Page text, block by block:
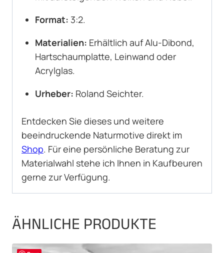
Format: 3:2.
Materialien: Erhältlich auf Alu-Dibond,
Hartschaumplatte, Leinwand oder
Acrylglas.
Urheber: Roland Seichter.
Entdecken Sie dieses und weitere
beeindruckende Naturmotive direkt im
Shop. Für eine persönliche Beratung zur
Materialwahl stehe ich Ihnen in Kaufbeuren
gerne zur Verfügung.
ÄHNLICHE PRODUKTE